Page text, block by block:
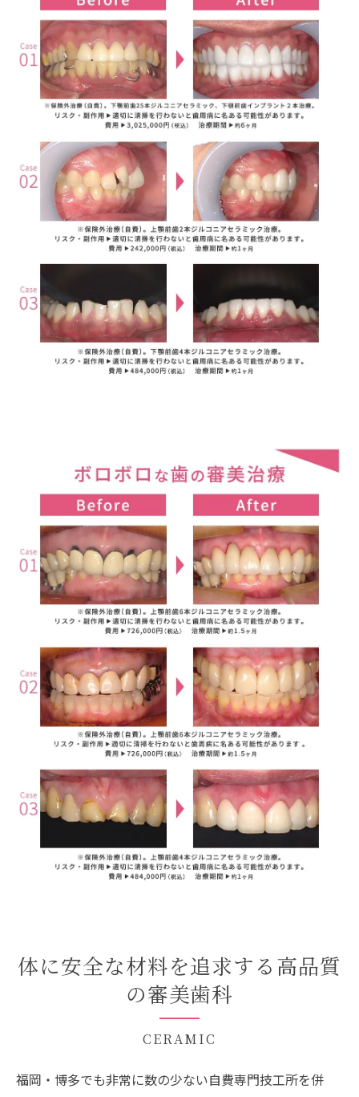
体に安全な材料を追求する高品質
の審美歯科
CERAMIC
福岡・博多でも非常に数の少ない自費専門技工所を併